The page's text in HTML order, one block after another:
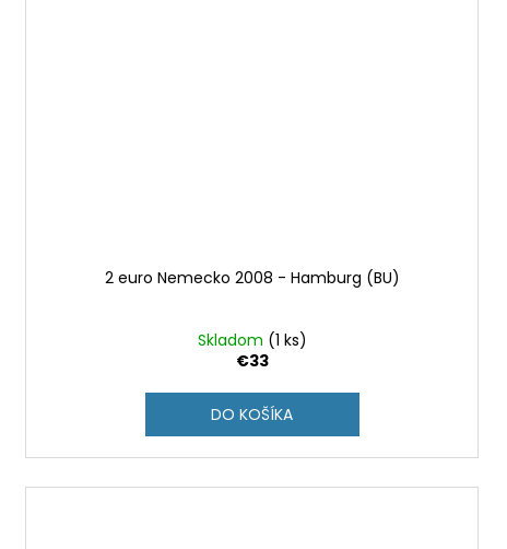
2 euro Nemecko 2008 - Hamburg (BU)
Skladom (1 ks)
€33
DO KOŠÍKA